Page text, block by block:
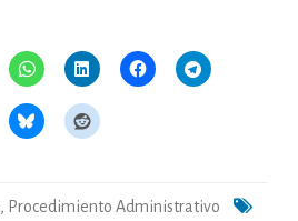
, Procedimiento Administrativo